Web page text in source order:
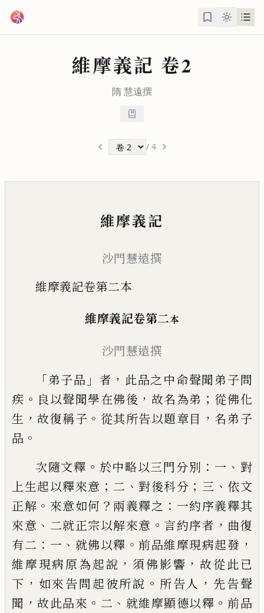
維摩義記 卷2
隋慧遠撰
/ 4
維摩義記
沙門慧遠撰
維摩義記卷第二本
維摩義記卷第二本
沙門慧遠撰
「弟子品 」 者 ， 此品之中命聲聞弟子問
疾 。 良以聲聞學在佛後 ， 故名為弟 ； 從佛化
生 ，故復稱子 。 從其所告以題章目 ，名弟子
品 。
次隨文釋 。 於中略以三門分別 ： 一 、 對
上生起以釋來意 ； 二 、對後科分 ； 三 、 依文
正解 。 來意如何 ？兩義釋之 ： 一約序義釋其
來意 、 二就正宗以解來意 。 言約序者 ， 曲復
有二 ： 一 、 就佛以釋 。前品維摩現病起發 ，
維摩現病原為起說 ， 須佛影響 ，故從此已
下 ， 如來告問起彼所說 。 所告人 ， 先告聲
聞 ，故此品來 。 二 、 就維摩顯德以釋 。前品